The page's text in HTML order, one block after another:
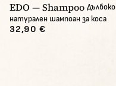
EDO — Shampoo Дълбоко
натурален шампоан за коса
32,90 €